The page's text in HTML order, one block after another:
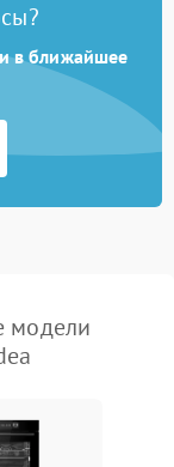
в ближайшее
модели